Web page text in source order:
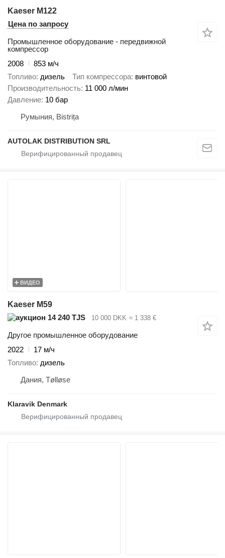
Kaeser M122
Цена по запросу
Промышленное оборудование - передвижной
компрессор
2008
853 м/ч
Топливо дизель Тип компрессора винтовой
Производительность 11 000 л/мин
Давление 10 бар
Румыния, Bistrița
AUTOLAK DISTRIBUTION SRL
ВИДЕО
Kaeser M59
14 240 TJS
10 000 DKK ≈ 1 338 €
Другое промышленное оборудование
2022
17 м/ч
Топливо дизель
Дания, Tølløse
Klaravik Denmark